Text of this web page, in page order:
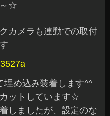
☆
カメラも連動での取付
埋め込み装着します^^
ットしています☆
しましたが、設定のな